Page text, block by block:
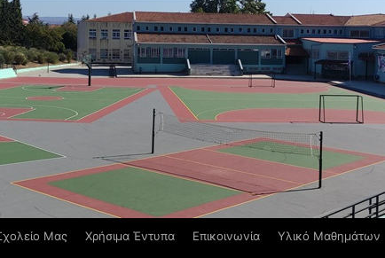
Μας Χρήσιμα Έντυπα Επικοινωνία Υλικό Μαθημάτων